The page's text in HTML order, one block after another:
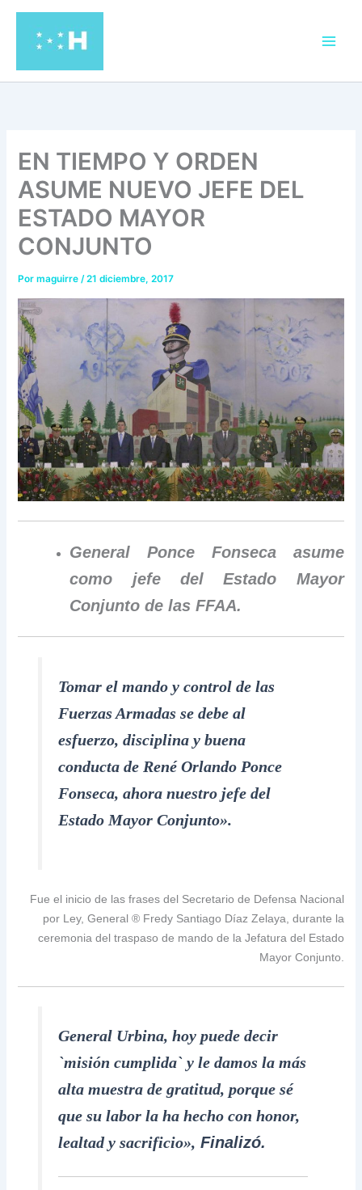
contenido
EN TIEMPO Y ORDEN
ASUME NUEVO JEFE DEL
ESTADO MAYOR
CONJUNTO
Pormaguirre/21 diciembre, 2017
General Ponce Fonseca asume
como jefe del Estado Mayor
Conjunto de las FFAA.
Tomar el mando y control de las
Fuerzas Armadas se debe al
esfuerzo, disciplina y buena
conducta de René Orlando Ponce
Fonseca, ahora nuestro jefe del
Estado Mayor Conjunto».
Fue el inicio de las frases del Secretario de Defensa Nacional
por Ley, General ® Fredy Santiago Díaz Zelaya, durante la
ceremonia del traspaso de mando de la Jefatura del Estado
Mayor Conjunto.
General Urbina, hoy puede decir
`misión cumplida` y le damos la más
alta muestra de gratitud, porque sé
que su labor la ha hecho con honor,
lealtad y sacrificio», Finalizó.